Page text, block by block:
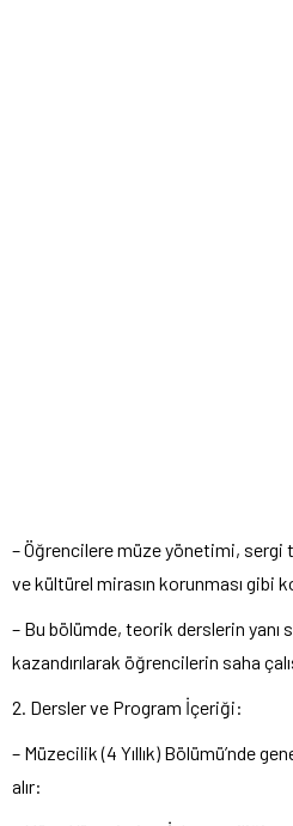
– Öğrencilere müze yönetimi, sergi
ve kültürel mirasın korunması gibi
– Bu bölümde, teorik derslerin yanı
kazandırılarak öğrencilerin saha
2. Dersler ve Program İçeriği:
– Müzecilik (4 Yıllık) Bölümü’nde
alır: